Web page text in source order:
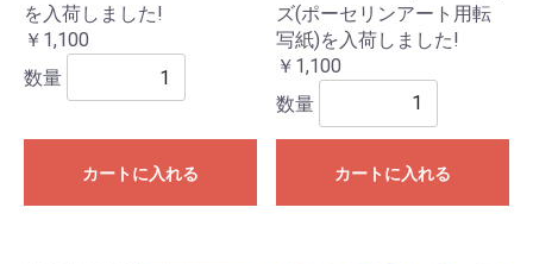
を入荷しました!
￥1,100
数量
カートに入れる
ズ(ポーセリンアート用転
写紙)を入荷しました!
￥1,100
数量
カートに入れる